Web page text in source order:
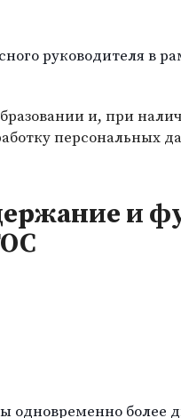
руководителя в
и, при
персональных
и
одновременно более